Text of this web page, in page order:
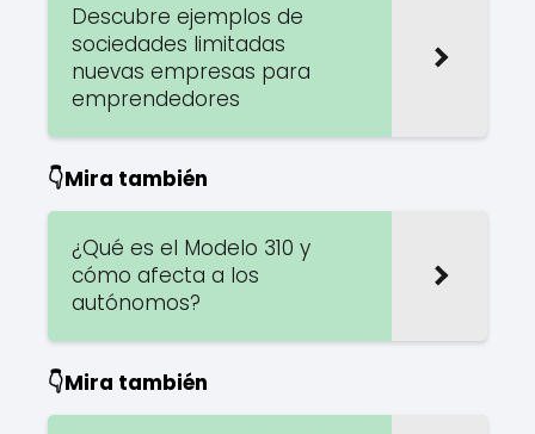
Descubre ejemplos de
sociedades limitadas
nuevas empresas para
emprendedores
👇Mira también
¿Qué es el Modelo 310 y
cómo afecta a los
autónomos?
👇Mira también